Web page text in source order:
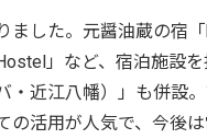
ました。元醤油蔵の宿
」など、宿泊施設
・近江八幡）」も併設
の活用が人気で、今後